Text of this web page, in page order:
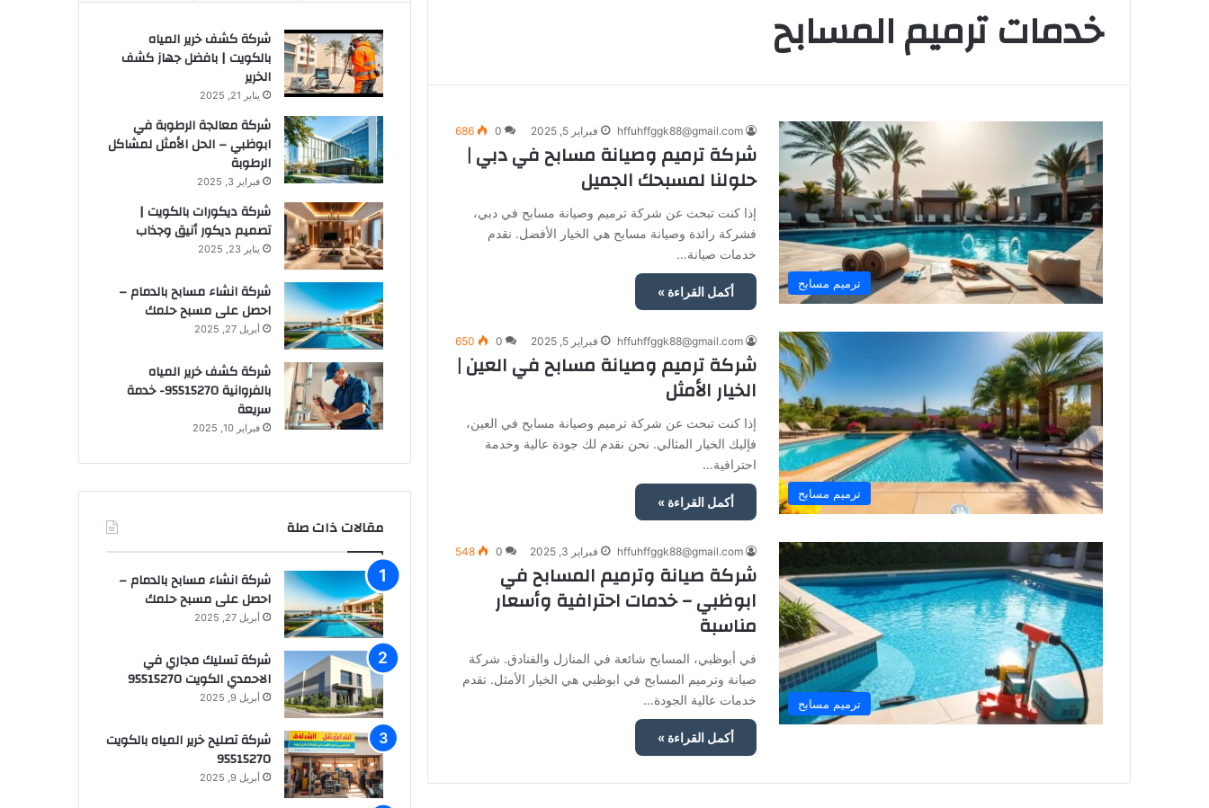
خدمات ترميم المسابح
ترميم مسابح
hffuhffggk88@gmail.com فبراير 5, 2025 0
686
شركة ترميم وصيانة مسابح في دبي |
حلولنا لمسبحك الجميل
إذا كنت تبحث عن شركة ترميم وصيانة مسابح في دبي،
فشركة رائدة وصيانة مسابح هي الخيار الأفضل. نقدم
خدمات صيانة…
أكمل القراءة »
ترميم مسابح
hffuhffggk88@gmail.com فبراير 5, 2025 0
650
شركة ترميم وصيانة مسابح في العين |
الخيار الأمثل
إذا كنت تبحث عن شركة ترميم وصيانة مسابح في العين،
فإليك الخيار المثالي. نحن نقدم لك جودة عالية وخدمة
احترافية…
أكمل القراءة »
ترميم مسابح
hffuhffggk88@gmail.com فبراير 3, 2025 0
548
شركة صيانة وترميم المسابح في
ابوظبي – خدمات احترافية وأسعار
مناسبة
في أبوظبي، المسابح شائعة في المنازل والفنادق. شركة
صيانة وترميم المسابح في ابوظبي هي الخيار الأمثل. تقدم
خدمات عالية الجودة…
أكمل القراءة »
شركة كشف خرير المياه
بالكويت | بافضل جهاز كشف
الخرير
يناير 21, 2025
شركة معالجة الرطوبة في
ابوظبي – الحل الأمثل لمشاكل
الرطوبة
فبراير 3, 2025
شركة ديكورات بالكويت |
تصميم ديكور أنيق وجذاب
يناير 23, 2025
شركة انشاء مسابح بالدمام –
احصل على مسبح حلمك
أبريل 27, 2025
شركة كشف خرير المياه
بالفروانية 95515270- خدمة
سريعة
فبراير 10, 2025
مقالات ذات صلة
شركة انشاء مسابح بالدمام –
احصل على مسبح حلمك
أبريل 27, 2025
شركة تسليك مجاري في
الاحمدي الكويت 95515270
أبريل 9, 2025
شركة تصليح خرير المياه بالكويت
95515270
أبريل 9, 2025